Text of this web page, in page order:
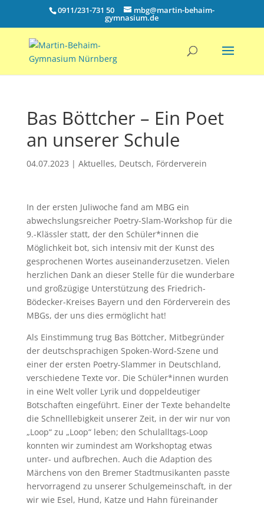
0911/231-731 50 mbg@martin-behaim-
gymnasium.de
Bas Böttcher – Ein Poet
an unserer Schule
04.07.2023 | Aktuelles, Deutsch, Förderverein
In der ersten Juliwoche fand am MBG ein
abwechslungsreicher Poetry-Slam-Workshop für die
9.-Klässler statt, der den Schüler*innen die
Möglichkeit bot, sich intensiv mit der Kunst des
gesprochenen Wortes auseinanderzusetzen. Vielen
herzlichen Dank an dieser Stelle für die wunderbare
und großzügige Unterstützung des Friedrich-
Bödecker-Kreises Bayern und den Förderverein des
MBGs, der uns dies ermöglicht hat!
Als Einstimmung trug Bas Böttcher, Mitbegründer
der deutschsprachigen Spoken-Word-Szene und
einer der ersten Poetry-Slammer in Deutschland,
verschiedene Texte vor. Die Schüler*innen wurden
in eine Welt voller Lyrik und doppeldeutiger
Botschaften eingeführt. Einer der Texte behandelte
die Schnelllebigkeit unserer Zeit, in der wir nur von
„Loop“ zu „Loop“ leben; den Schulalltags-Loop
konnten wir zumindest am Workshoptag etwas
unter- und aufbrechen. Auch die Adaption des
Märchens von den Bremer Stadtmusikanten passte
hervorragend zu unserer Schulgemeinschaft, in der
wir wie Esel, Hund, Katze und Hahn füreinander